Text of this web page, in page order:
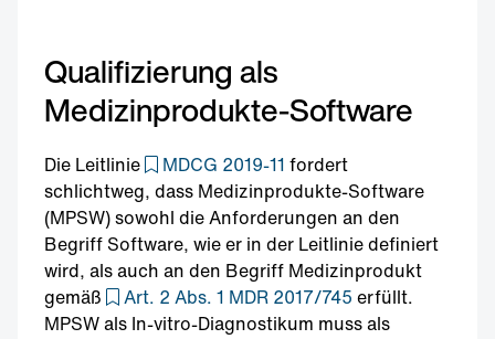
Qualifizierung als
Medizinprodukte-Software
Die Leitlinie MDCG 2019-11 fordert
schlichtweg, dass Medizinprodukte-Software
(MPSW) sowohl die Anforderungen an den
Begriff Software, wie er in der Leitlinie definiert
wird, als auch an den Begriff Medizinprodukt
gemäß
Art. 2 Abs. 1 MDR 2017/745 erfüllt.
MPSW als In-vitro-Diagnostikum muss als